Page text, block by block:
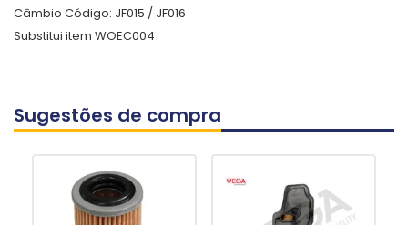
Câmbio Código: JF015 / JF016
Substitui item WOEC004
Sugestões de compra